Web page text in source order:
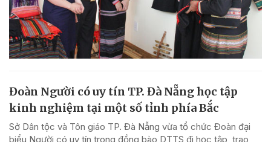
Đoàn Người có uy tín TP. Đà Nẵng học tập
kinh nghiệm tại một số tỉnh phía Bắc
Sở Dân tộc và Tôn giáo TP. Đà Nẵng vừa tổ chức Đoàn đại
biểu Người có uy tín trong đồng bào DTTS đi học tập, trao